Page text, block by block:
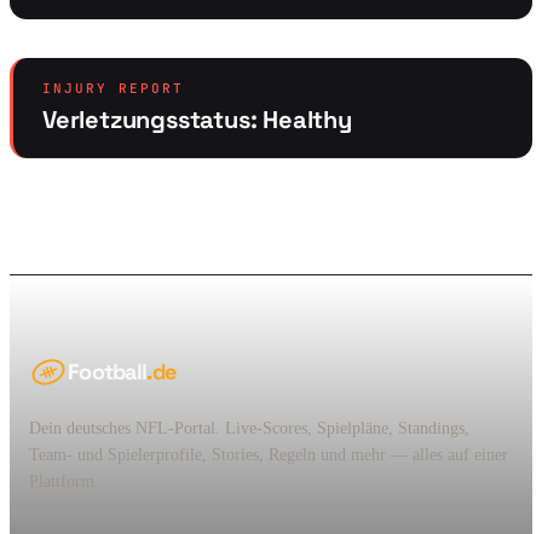
INJURY REPORT
Verletzungsstatus: Healthy
Football.de
Dein deutsches NFL-Portal. Live-Scores, Spielpläne, Standings,
Team- und Spielerprofile, Stories, Regeln und mehr — alles auf einer
Plattform.